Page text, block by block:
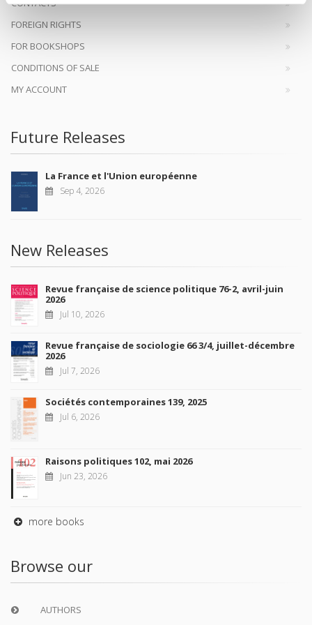
CONTACTS
FOREIGN RIGHTS
FOR BOOKSHOPS
CONDITIONS OF SALE
MY ACCOUNT
Future Releases
La France et l'Union européenne
Sep 4, 2026
New Releases
Revue française de science politique 76-2, avril-juin
2026
Jul 10, 2026
Revue française de sociologie 66 3/4, juillet-décembre
2026
Jul 7, 2026
Sociétés contemporaines 139, 2025
Jul 6, 2026
Raisons politiques 102, mai 2026
Jun 23, 2026
more books
Browse our
AUTHORS